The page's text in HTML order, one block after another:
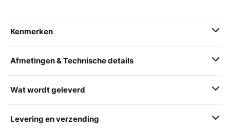
Kenmerken
Afmetingen & Technische details
Wat wordt geleverd
Levering en verzending